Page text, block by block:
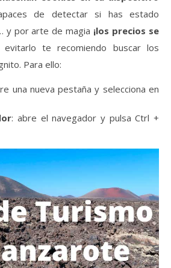
de detectar si has estado
y por arte de magia ¡los precios se
evitarlo te recomiendo buscar los
Para ello:
una nueva pestaña y selecciona en
: abre el navegador y pulsa Ctrl +